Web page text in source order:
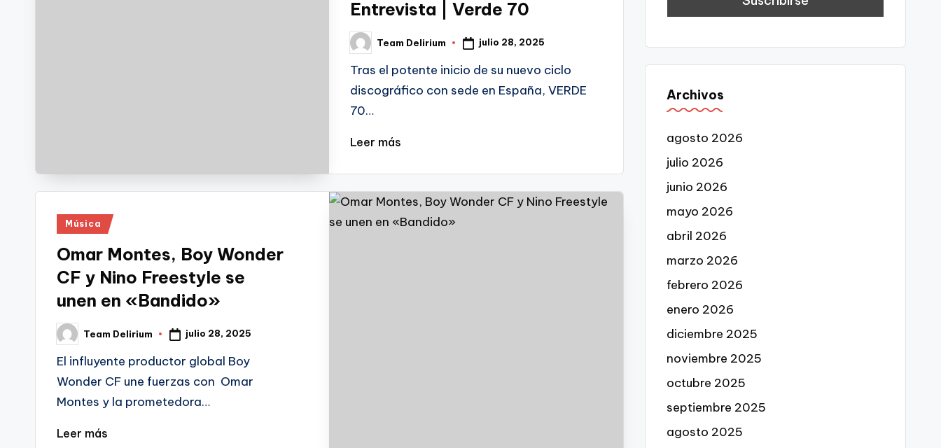
Entrevista | Verde 70
Publicado
por
Team Delirium julio 28, 2025
Tras el potente inicio de su nuevo ciclo
discográfico con sede en España, VERDE
70…
Leer más
Publicado
Música
Omar Montes, Boy Wonder
CF y Nino Freestyle se
unen en «Bandido»
Publicado
por
Team Delirium julio 28, 2025
El influyente productor global Boy
Wonder CF une fuerzas con Omar
Montes y la prometedora…
Leer más
Archivos
agosto 2026
julio 2026
junio 2026
mayo 2026
abril 2026
marzo 2026
febrero 2026
enero 2026
diciembre 2025
noviembre 2025
octubre 2025
septiembre 2025
agosto 2025